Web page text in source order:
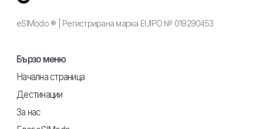
eSIModo ® | Регистрирана марка EUIPO № 019290453
Бързо меню
Начална страница
Дестинации
За нас